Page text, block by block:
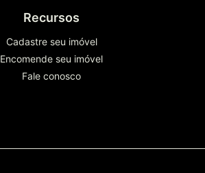
Recursos
Cadastre seu imóvel
Encomende seu imóvel
Fale conosco